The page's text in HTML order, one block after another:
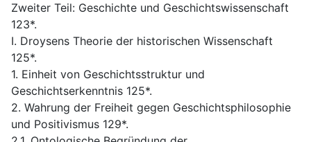
Zweiter Teil: Geschichte und Geschichtswissenschaft
123*.
I. Droysens Theorie der historischen Wissenschaft
125*.
1. Einheit von Geschichtsstruktur und
Geschichtserkenntnis 125*.
2. Wahrung der Freiheit gegen Geschichtsphilosophie
und Positivismus 129*.